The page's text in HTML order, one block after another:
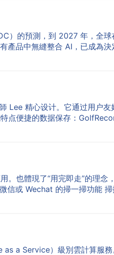
）的預測，到 2027 年，全
產品中無縫整合 AI，已成為
Lee 精心设计。它通过用户友
点便捷的数据保存：
。也體現了“用完即走”的理念
信或 Wechat 的掃一掃功能
a Service）級別雲計算服